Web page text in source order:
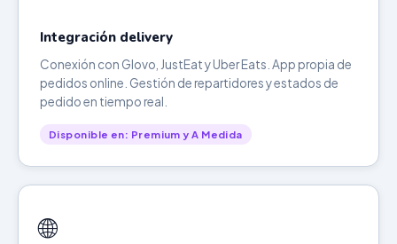
Integración delivery
Conexión con Glovo, JustEat y Uber Eats. App propia de
pedidos online. Gestión de repartidores y estados de
pedido en tiempo real.
Disponible en: Premium y A Medida
🌐